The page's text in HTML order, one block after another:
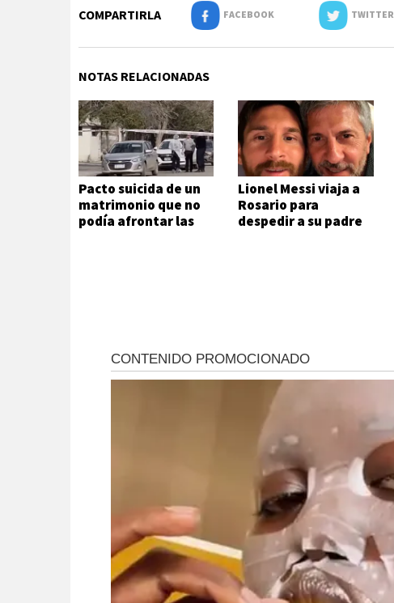
COMPARTIRLA FACEBOOK TWITTER
NOTAS RELACIONADAS
Pacto suicida de un
matrimonio que no
podía afrontar las
Lionel Messi viaja a
Rosario para
despedir a su padre